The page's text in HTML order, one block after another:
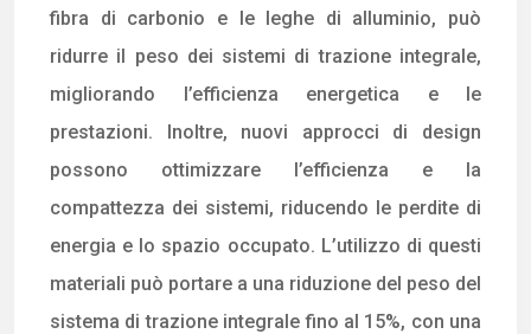
fibra di carbonio e le leghe di alluminio, può
ridurre il peso dei sistemi di trazione integrale,
migliorando l’efficienza energetica e le
prestazioni. Inoltre, nuovi approcci di design
possono ottimizzare l’efficienza e la
compattezza dei sistemi, riducendo le perdite di
energia e lo spazio occupato. L’utilizzo di questi
materiali può portare a una riduzione del peso del
sistema di trazione integrale fino al 15%, con una